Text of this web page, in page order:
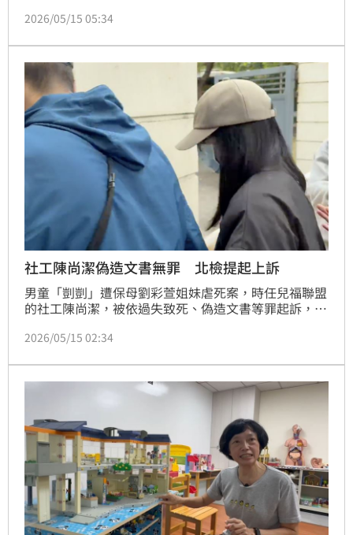
依法將辛女起訴。
2026/05/15 05:34
社工陳尚潔偽造文書無罪 北檢提起上訴
男童「剴剴」遭保母劉彩萱姐妹虐死案，時任兒福聯盟
的社工陳尚潔，被依過失致死、偽造文書等罪起訴，一
刑，但偽造文書部分判處無罪。台北地檢署15日針對無
2026/05/15 02:34